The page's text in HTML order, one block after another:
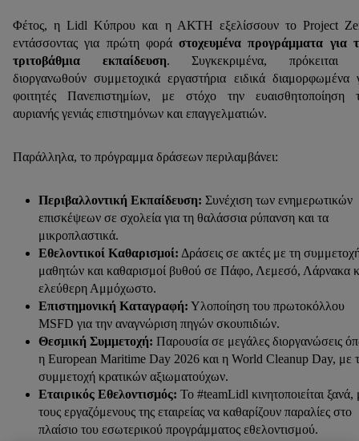
Φέτος, η Lidl Κύπρου και η ΑΚΤΗ εξελίσσουν το Project
εντάσσοντας για πρώτη φοράστοχευμένα προγράμματα για
τριτοβάθμια εκπαίδευση. Συγκεκριμένα, πρόκειται
διοργανωθούν συμμετοχικά εργαστήρια ειδικά διαμορφωμένα
φοιτητές Πανεπιστημίων, με στόχο την ευαισθητοποίηση
αυριανής γενιάς επιστημόνων και επαγγελματιών.
Παράλληλα, το πρόγραμμα δράσεων περιλαμβάνει:
Περιβαλλοντική Εκπαίδευση: Συνέχιση των ενημερωτικών
επισκέψεων σε σχολεία για τη θαλάσσια ρύπανση και τα
μικροπλαστικά.
Εθελοντικοί Καθαρισμοί: Δράσεις σε ακτές με τη
μαθητών και καθαρισμοί βυθού σε Πάφο, Λεμεσό, Λάρνακα
ελεύθερη Αμμόχωστο.
Επιστημονική Καταγραφή: Υλοποίηση του πρωτοκόλλου
MSFD για την αναγνώριση πηγών σκουπιδιών.
Θεσμική Συμμετοχή: Παρουσία σε μεγάλες διοργανώσεις
η European Maritime Day 2026 και η World Cleanup Day, με
συμμετοχή κρατικών αξιωματούχων.
Εταιρικός Εθελοντισμός: To #teamLidl κινητοποιείται ξανά,
τους εργαζόμενους της εταιρείας να καθαρίζουν παραλίες στο
πλαίσιο του εσωτερικού προγράμματος εθελοντισμού.